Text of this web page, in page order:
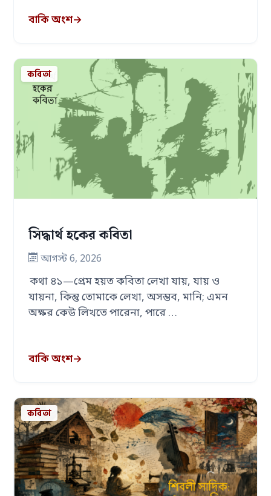
বাকি অংশ→
কবিতা
সিদ্ধার্থ হকের কবিতা
আগস্ট 6, 2026
কথা ৪১—প্রেম হয়ত কবিতা লেখা যায়, যায় ও
যায়না, কিন্তু তোমাকে লেখা, অসম্ভব, মানি; এমন
অক্ষর কেউ লিখতে পারেনা, পারে …
বাকি অংশ→
কবিতা